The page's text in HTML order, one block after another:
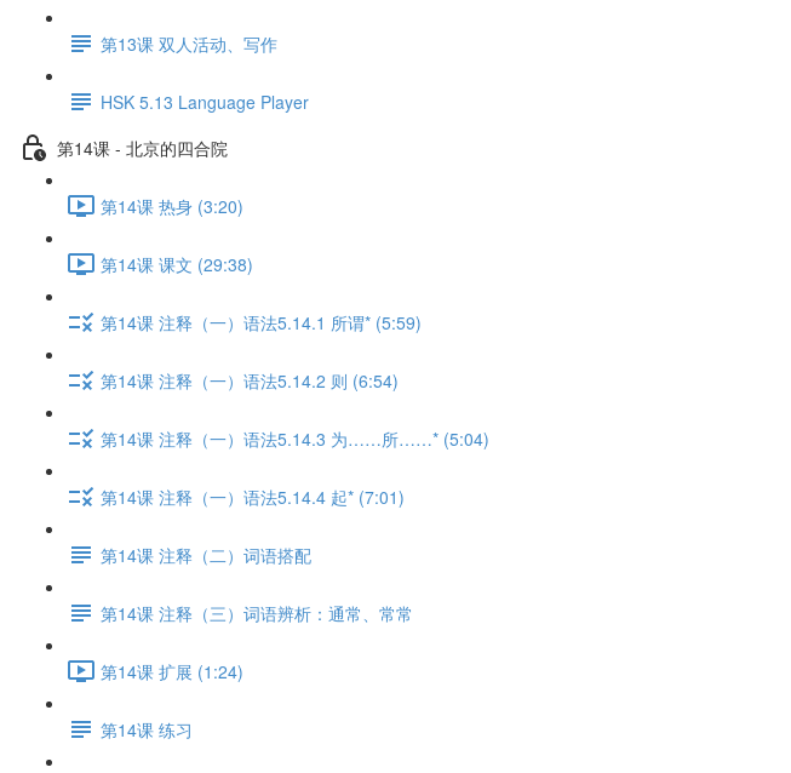
第13课 双人活动、写作
HSK 5.13 Language Player
第14课 - 北京的四合院
第14课 热身 (3:20)
第14课 课文 (29:38)
第14课 注释（一）语法5.14.1 所谓* (5:59)
第14课 注释（一）语法5.14.2 则 (6:54)
第14课 注释（一）语法5.14.3 为……所……* (5:04)
第14课 注释（一）语法5.14.4 起* (7:01)
第14课 注释（二）词语搭配
第14课 注释（三）词语辨析：通常、常常
第14课 扩展 (1:24)
第14课 练习